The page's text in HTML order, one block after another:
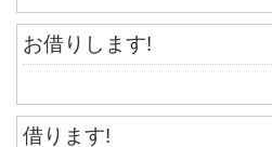
お借りします!
借ります!